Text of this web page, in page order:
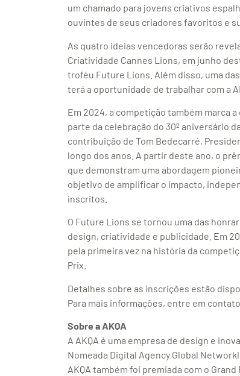
um chamado para jovens criativos
ouvintes de seus criadores favoritos e
As quatro ideias vencedoras serão
Criatividade Cannes Lions, em junho
troféu Future Lions. Além disso, uma
terá a oportunidade de trabalhar com a
Em 2024, a competição também marca
parte da celebração do 30º aniversário
contribuição de Tom Bedecarré,
longo dos anos. A partir deste ano, o
que demonstram uma abordagem
objetivo de amplificar o impacto,
inscritos.
O Future Lions se tornou uma das
design, criatividade e publicidade. Em
pela primeira vez na história da
Prix.
Detalhes sobre as inscrições estão
Para mais informações, entre em contato
Sobre a AKQA
A AKQA é uma empresa de design e
Nomeada Digital Agency Global
AKQA também foi premiada com o